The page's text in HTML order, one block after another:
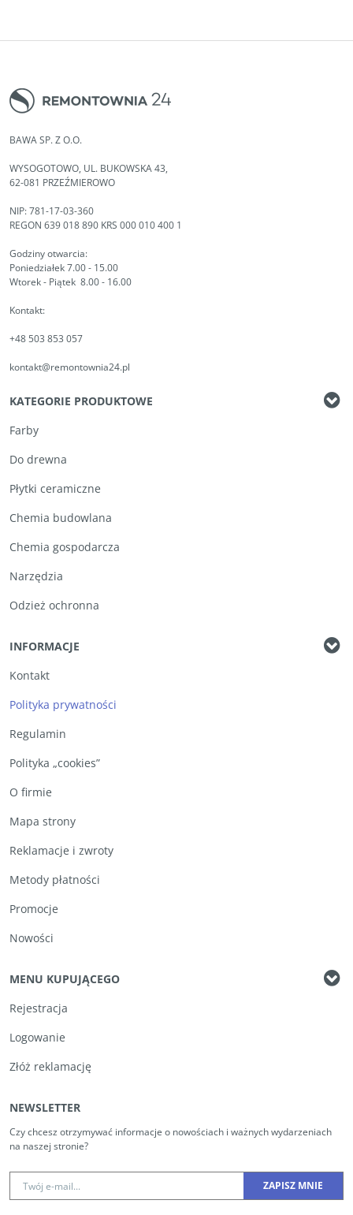
BAWA SP. Z O.O.
WYSOGOTOWO, UL. BUKOWSKA 43,
62-081 PRZEŹMIEROWO
NIP: 781-17-03-360
REGON 639 018 890 KRS 000 010 400 1
Godziny otwarcia:
Poniedziałek 7.00 - 15.00
Wtorek - Piątek 8.00 - 16.00
Kontakt:
+48 503 853 057
kontakt@remontownia24.pl
KATEGORIE PRODUKTOWE
Farby
Do drewna
Płytki ceramiczne
Chemia budowlana
Chemia gospodarcza
Narzędzia
Odzież ochronna
INFORMACJE
Kontakt
Polityka prywatności
Regulamin
Polityka „cookies”
O firmie
Mapa strony
Reklamacje i zwroty
Metody płatności
Promocje
Nowości
MENU KUPUJĄCEGO
Rejestracja
Logowanie
Złóż reklamację
NEWSLETTER
Czy chcesz otrzymywać informacje o nowościach i ważnych wydarzeniach
na naszej stronie?